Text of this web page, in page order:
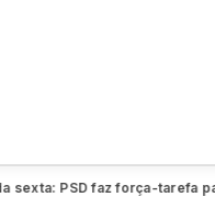
faz força-tarefa para